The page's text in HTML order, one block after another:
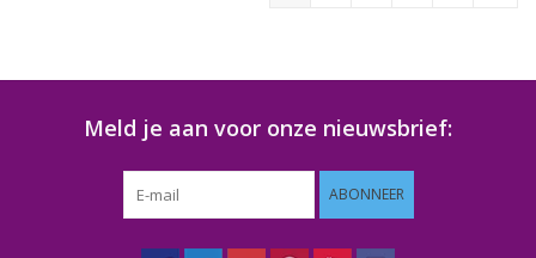
Meld je aan voor onze nieuwsbrief:
ABONNEER